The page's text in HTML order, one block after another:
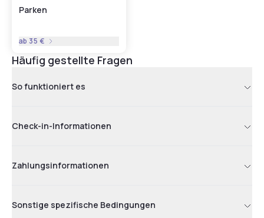
Parken
ab 35 €
Häufig gestellte Fragen
So funktioniert es
Check-in-Informationen
Zahlungsinformationen
Sonstige spezifische Bedingungen